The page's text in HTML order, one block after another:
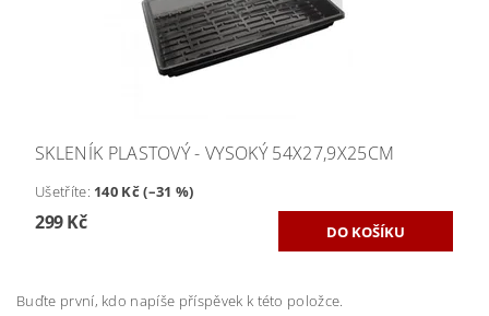
SKLENÍK PLASTOVÝ - VYSOKÝ 54X27,9X25CM
Ušetříte: 140 Kč (–31 %)
299 Kč
Buďte první, kdo napíše příspěvek k této položce.